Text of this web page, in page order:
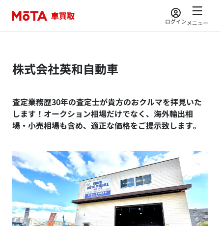
ログインメニュー
株式会社英和自動車
査定業務歴30年の査定士が貴方のおクルマを拝見いた
します！オークション相場だけでなく、海外輸出相
場・小売相場も含め、適正な価格をご提示致します。